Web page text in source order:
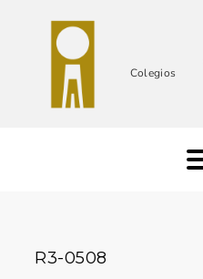
Colegios
R3-0508